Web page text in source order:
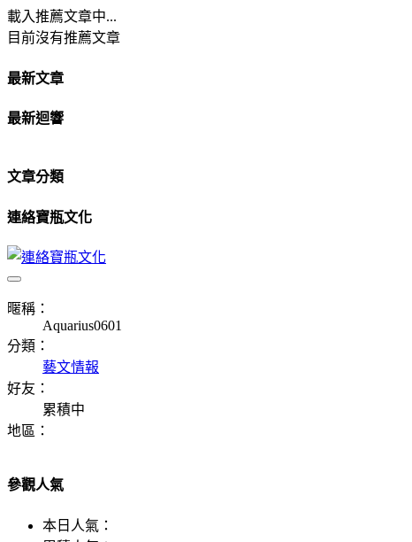
載入推薦文章中...
目前沒有推薦文章
最新文章
最新迴響
文章分類
連絡寶瓶文化
暱稱：
Aquarius0601
分類：
藝文情報
好友：
累積中
地區：
參觀人氣
本日人氣：